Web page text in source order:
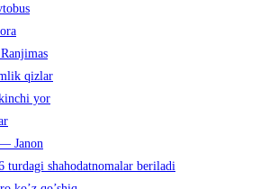
qizlar
yor
Janon
shahodatnomalar beriladi